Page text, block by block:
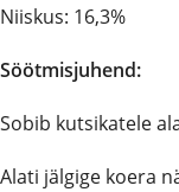
Niiskus: 16,3%
Söötmisjuhend:
Sobib kutsikatele
Alati jälgige koera